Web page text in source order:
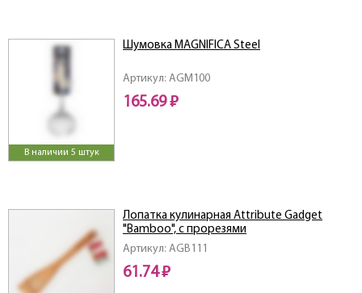
В наличии 5 штук
Артикул: AGM100
Шумовка MAGNIFICA Steel
165.69 ₽
Артикул: AGB111
Лопатка кулинарная Attribute Gadget
"Bamboo", c прорезями
61.74 ₽